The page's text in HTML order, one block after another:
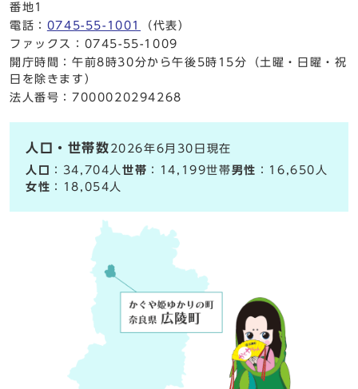
番地1
電話： 0745-55-1001
（代表）
ファックス：0745-55-1009
開庁時間：午前8時30分から午後5時15分（土曜・日曜・祝
日を除きます）
法人番号：7000020294268
人口・世帯数 2026年6月30日現在
人口
：34,704人世帯 ：14,199世帯男性 ：16,650人
女性 ：18,054人